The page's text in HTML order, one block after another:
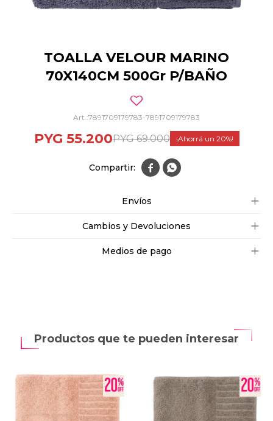
TOALLA VELOUR MARINO
70X140CM 500Gr P/BAÑO
7891709179783-7891709179783
PYG 55.200PYG 69.000 20
 
Envíos
Cambios y Devoluciones
Medios de pago
Productos que te pueden interesar